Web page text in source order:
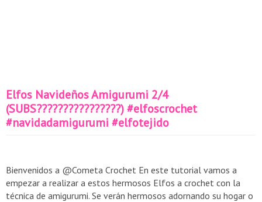
Elfos Navideños Amigurumi 2/4
(SUBS????????????????) #elfoscrochet
#navidadamigurumi #elfotejido
Bienvenidos a @Cometa Crochet En este tutorial vamos a
empezar a realizar a estos hermosos Elfos a crochet con la
técnica de amigurumi. Se verán hermosos adornando su hogar o